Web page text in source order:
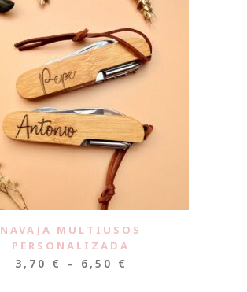
NAVAJA MULTIUSOS
PERSONALIZADA
3,70 € – 6,50 €